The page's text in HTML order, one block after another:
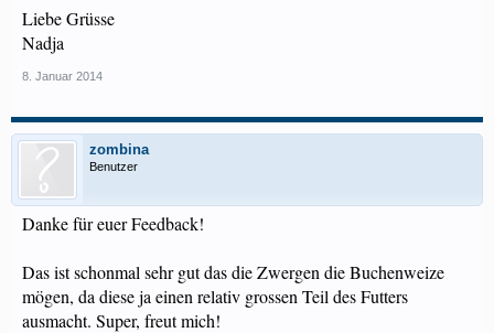
Liebe Grüsse
Nadja
8. Januar 2014
zombina
Benutzer
Danke für euer Feedback!
Das ist schonmal sehr gut das die Zwergen die Buchenweize
mögen, da diese ja einen relativ grossen Teil des Futters
ausmacht. Super, freut mich!